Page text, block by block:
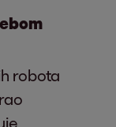
robota